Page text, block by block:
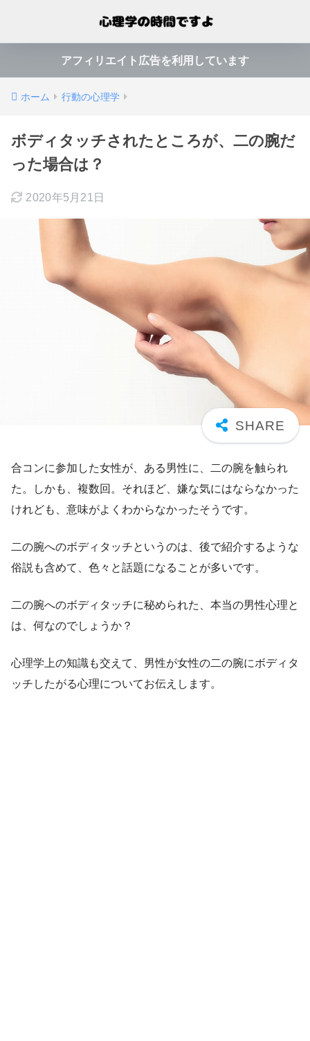
アフィリエイト広告を利用しています
ホーム 行動の心理学
ボディタッチされたところが、二の腕だ
った場合は？
2020年5月21日
合コンに参加した女性が、ある男性に、二の腕を触られ
た。しかも、複数回。それほど、嫌な気にはならなかった
けれども、意味がよくわからなかったそうです。
二の腕へのボディタッチというのは、後で紹介するような
俗説も含めて、色々と話題になることが多いです。
二の腕へのボディタッチに秘められた、本当の男性心理と
は、何なのでしょうか？
心理学上の知識も交えて、男性が女性の二の腕にボディタ
ッチしたがる心理についてお伝えします。